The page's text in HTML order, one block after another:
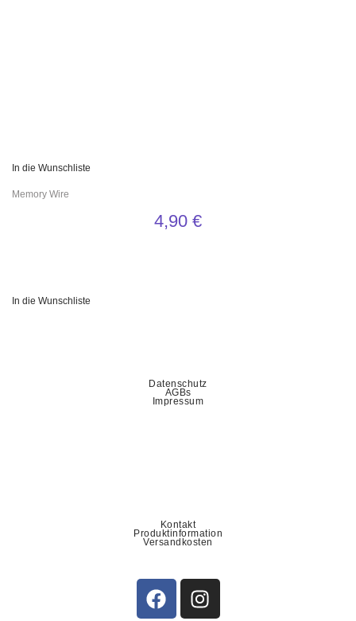
In die Wunschliste
Memory Wire
4,90 €
In die Wunschliste
Datenschutz
AGBs
Impressum
Kontakt
Produktinformation
Versandkosten